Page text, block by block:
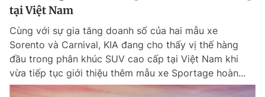
tại Việt Nam
Cùng với sự gia tăng doanh số của hai mẫu xe
Sorento và Carnival, KIA đang cho thấy vị thế hàng
đầu trong phân khúc SUV cao cấp tại Việt Nam khi
vừa tiếp tục giới thiệu thêm mẫu xe Sportage hoàn...